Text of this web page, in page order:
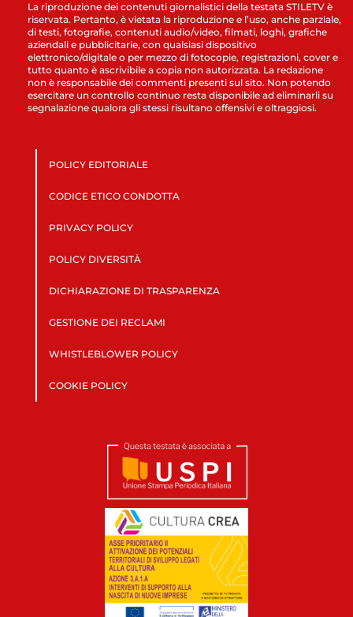
La riproduzione dei contenuti giornalistici della testata STILETV è
riservata. Pertanto, è vietata la riproduzione e l’uso, anche parziale,
di testi, fotografie, contenuti audio/video, filmati, loghi, grafiche
aziendali e pubblicitarie, con qualsiasi dispositivo
elettronico/digitale o per mezzo di fotocopie, registrazioni, cover e
tutto quanto è ascrivibile a copia non autorizzata. La redazione
non è responsabile dei commenti presenti sul sito. Non potendo
esercitare un controllo continuo resta disponibile ad eliminarli su
segnalazione qualora gli stessi risultano offensivi e oltraggiosi.
POLICY EDITORIALE
CODICE ETICO CONDOTTA
PRIVACY POLICY
POLICY DIVERSITÀ
DICHIARAZIONE DI TRASPARENZA
GESTIONE DEI RECLAMI
WHISTLEBLOWER POLICY
COOKIE POLICY